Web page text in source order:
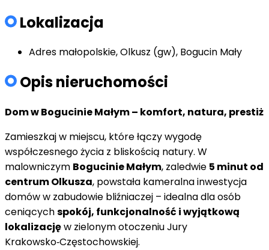
Lokalizacja
Adres małopolskie, Olkusz (gw), Bogucin Mały
Opis nieruchomości
Dom w Bogucinie Małym – komfort, natura, prestiż
Zamieszkaj w miejscu, które łączy wygodę
współczesnego życia z bliskością natury. W
malowniczym Bogucinie Małym, zaledwie 5 minut od
centrum Olkusza, powstała kameralna inwestycja
domów w zabudowie bliźniaczej – idealna dla osób
ceniącychspokój, funkcjonalność i wyjątkową
lokalizacjęw zielonym otoczeniu Jury
Krakowsko‑Częstochowskiej.